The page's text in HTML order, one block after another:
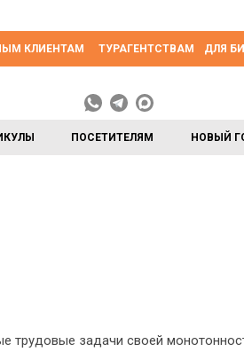
КЛИЕНТАМ ТУРАГЕНТСТВАМ ДЛЯ
ПОСЕТИТЕЛЯМ НОВЫЙ
трудовые задачи своей